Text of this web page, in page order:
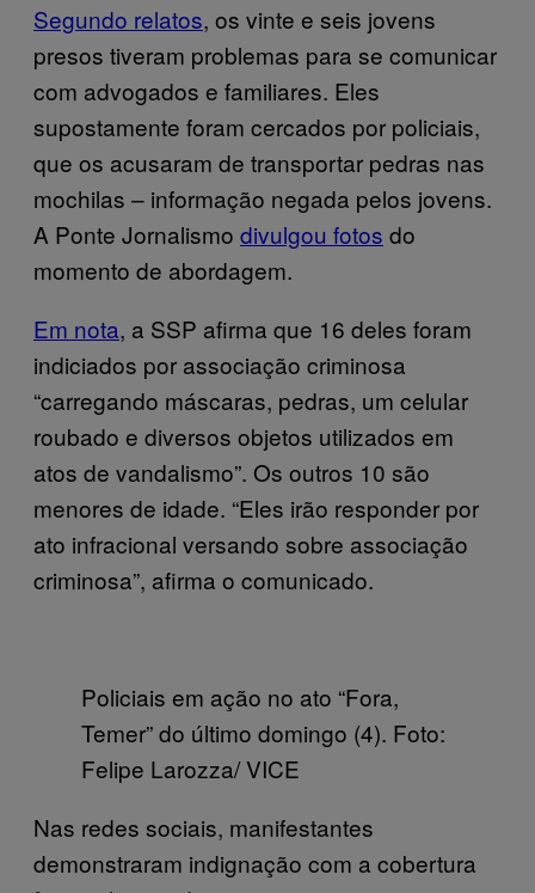
Segundo relatos, os vinte e seis jovens
presos tiveram problemas para se comunicar
com advogados e familiares. Eles
supostamente foram cercados por policiais,
que os acusaram de transportar pedras nas
mochilas – informação negada pelos jovens.
A Ponte Jornalismo divulgou fotos do
momento de abordagem.
Em nota, a SSP afirma que 16 deles foram
indiciados por associação criminosa
“carregando máscaras, pedras, um celular
roubado e diversos objetos utilizados em
atos de vandalismo”. Os outros 10 são
menores de idade. “Eles irão responder por
ato infracional versando sobre associação
criminosa”, afirma o comunicado.
Policiais em ação no ato “Fora,
Temer” do último domingo (4). Foto:
Felipe Larozza/ VICE
Nas redes sociais, manifestantes
demonstraram indignação com a cobertura